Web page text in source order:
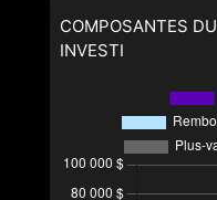
COMPOSANTES
INVESTI